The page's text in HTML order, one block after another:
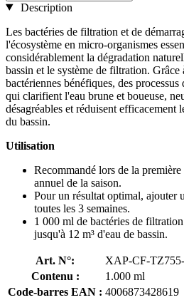
Description
Les bactéries de filtration et de
l'écosystème en micro-organismes
considérablement la dégradation
bassin et le système de filtration.
bactériennes bénéfiques, des
qui clarifient l'eau brune et boueuse,
désagréables et réduisent efficacement
du bassin.
Utilisation
Recommandé lors de la
annuel de la saison.
Pour un résultat optimal, ajouter
toutes les 3 semaines.
1 000 ml de bactéries de
jusqu'à 12 m³ d'eau de bassin.
Art. N°:
XAP-CF-
Contenu :
1.000 ml
Code-barres EAN : 4006873428619